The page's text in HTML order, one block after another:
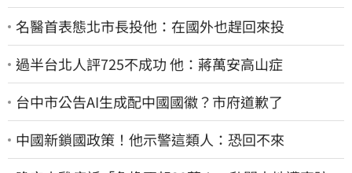
名醫首表態北市長投他：在國外也趕回來投
過半台北人評725不成功 他：蔣萬安高山症
台中市公告AI生成配中國國徽？市府道歉了
中國新鎖國政策！他示警這類人：恐回不來